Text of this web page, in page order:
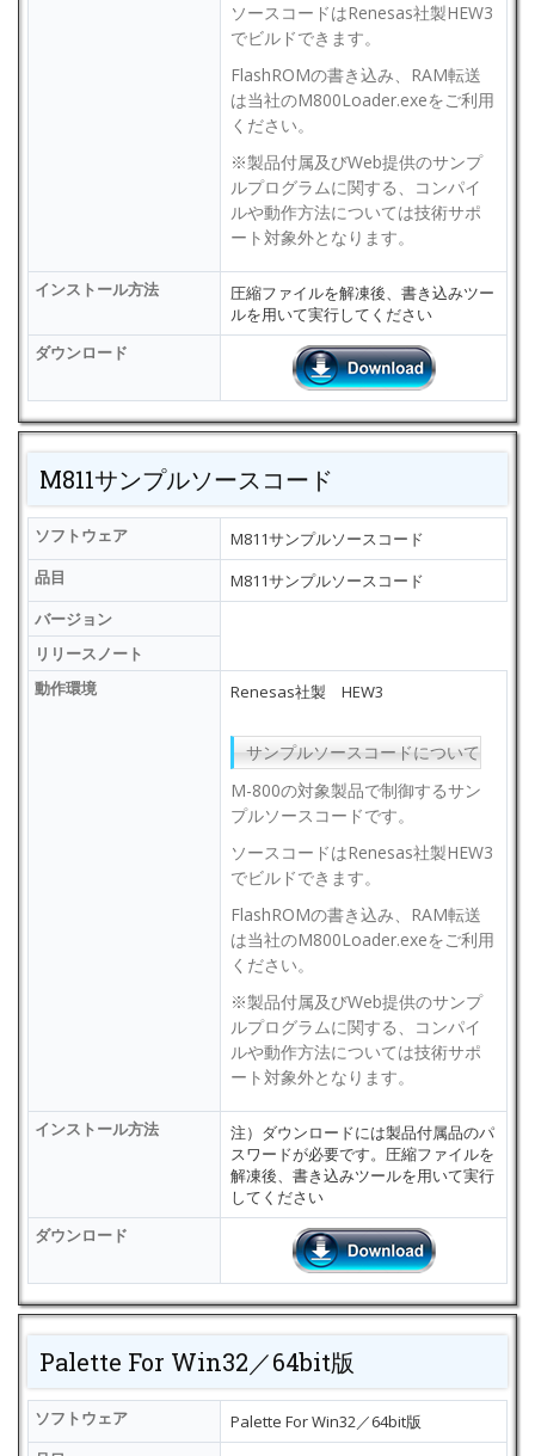
ソースコードはRenesas社製HEW3
でビルドできます。
FlashROMの書き込み、RAM転送
は当社のM800Loader.exeをご利用
ください。
※製品付属及びWeb提供のサンプ
ルプログラムに関する、コンパイ
ルや動作方法については技術サポ
ート対象外となります。
インストール方法
圧縮ファイルを解凍後、書き込みツー
ルを用いて実行してください
ダウンロード
M811サンプルソースコード
ソフトウェア
M811サンプルソースコード
品目
M811サンプルソースコード
バージョン
リリースノート
動作環境
Renesas社製 HEW3
サンプルソースコードについて
M-800の対象製品で制御するサン
プルソースコードです。
ソースコードはRenesas社製HEW3
でビルドできます。
FlashROMの書き込み、RAM転送
は当社のM800Loader.exeをご利用
ください。
※製品付属及びWeb提供のサンプ
ルプログラムに関する、コンパイ
ルや動作方法については技術サポ
ート対象外となります。
インストール方法
注）ダウンロードには製品付属品のパ
スワードが必要です。圧縮ファイルを
解凍後、書き込みツールを用いて実行
してください
ダウンロード
Palette For Win32／64bit版
ソフトウェア
Palette For Win32／64bit版